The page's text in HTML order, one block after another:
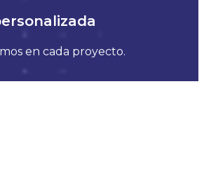
en cada proyecto.